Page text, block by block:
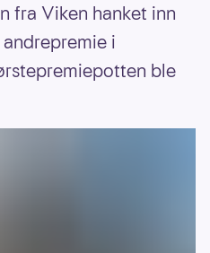
fra Viken hanket inn
i
ble